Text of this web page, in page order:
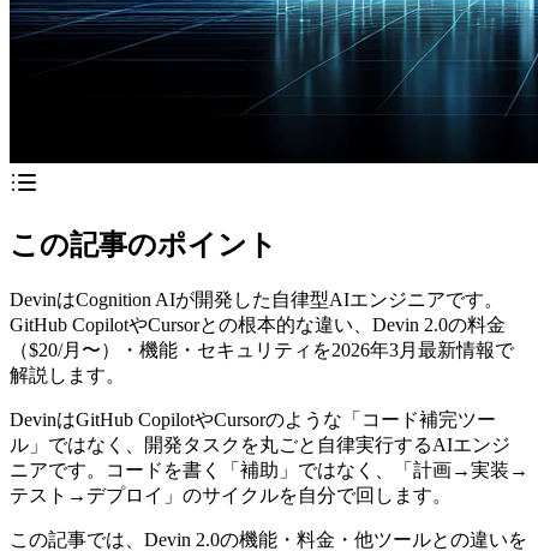
この記事のポイント
DevinはCognition AIが開発した自律型AIエンジニアです。
GitHub CopilotやCursorとの根本的な違い、Devin 2.0の料金
（$20/月〜）・機能・セキュリティを2026年3月最新情報で
解説します。
DevinはGitHub CopilotやCursorのような「コード補完ツー
ル」ではなく、開発タスクを丸ごと自律実行するAIエンジ
ニアです。コードを書く「補助」ではなく、「計画→実装→
テスト→デプロイ」のサイクルを自分で回します。
この記事では、Devin 2.0の機能・料金・他ツールとの違いを